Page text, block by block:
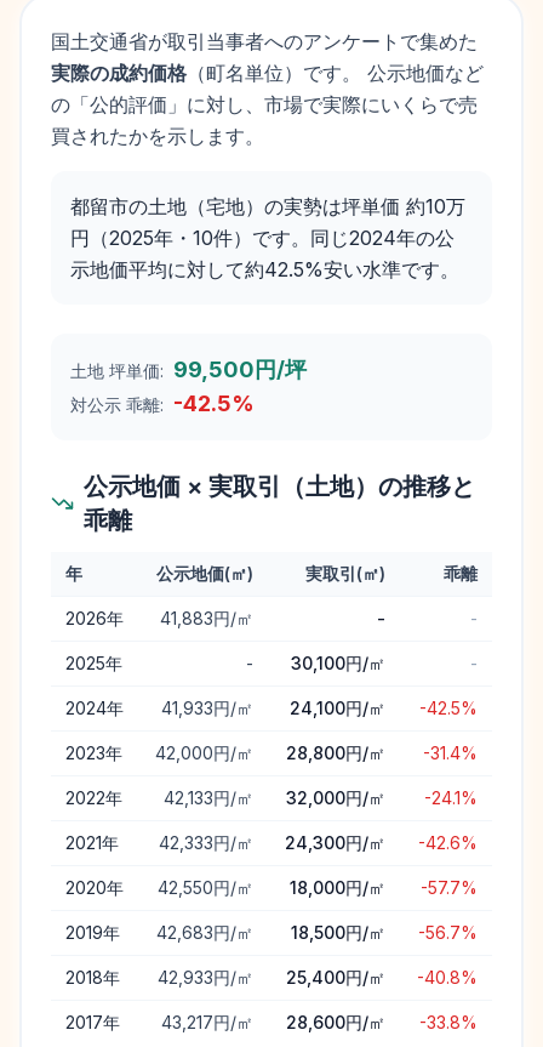
国土交通省が取引当事者へのアンケートで集めた
実際の成約価格 （町名単位）です。 公示地価など
の「公的評価」に対し、市場で実際にいくらで売
買されたかを示します。
都留市の土地（宅地）の実勢は坪単価 約10万
円（2025年・10件）です。同じ2024年の公
示地価平均に対して約42.5%安い水準です。
土地 坪単価: 99,500円/坪
対公示 乖離: -42.5%
公示地価 × 実取引（土地）の推移と
乖離
年 公示地価(㎡) 実取引(㎡) 乖離
2026年 41,883円/㎡ - -
2025年 - 30,100円/㎡ -
2024年 41,933円/㎡ 24,100円/㎡ -42.5%
2023年 42,000円/㎡ 28,800円/㎡ -31.4%
2022年 42,133円/㎡ 32,000円/㎡ -24.1%
2021年 42,333円/㎡ 24,300円/㎡ -42.6%
2020年 42,550円/㎡ 18,000円/㎡ -57.7%
2019年 42,683円/㎡ 18,500円/㎡ -56.7%
2018年 42,933円/㎡ 25,400円/㎡ -40.8%
2017年 43,217円/㎡ 28,600円/㎡ -33.8%